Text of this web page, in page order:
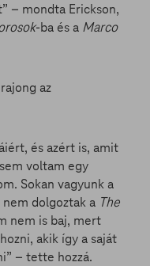
– mondta Erickson,
-ba és a Marco
és azért is, amit
voltam egy
Sokan vagyunk a
dolgoztak a The
nem is baj, mert
akik így a saját
– tette hozzá.